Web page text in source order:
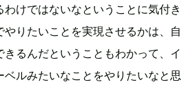
わけではないなということに気付き
やりたいことを実現させるかは、自
るんだということもわかって、イ
ベルみたいなことをやりたいなと思